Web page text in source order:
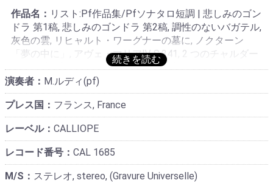
作品名： リスト:Pf作品集/Pfソナタロ短調 | 悲しみのゴン
ドラ 第1稿, 悲しみのゴンドラ 第2稿, 調性のないバガテル,
灰色の雲, リヒャルト・ワーグナーの墓に, ノクターン
「夢の中に」, アヴェ・マリアⅣ S.341, 2 つのチャルダー
シュ～第2番 チャールダーシュ・オプスティネ
演奏者： M.ルディ(pf)
プレス国： フランス, France
レーベル： CALLIOPE
レコード番号： CAL 1685
M/S： ステレオ, stereo, (Gravure Universelle)